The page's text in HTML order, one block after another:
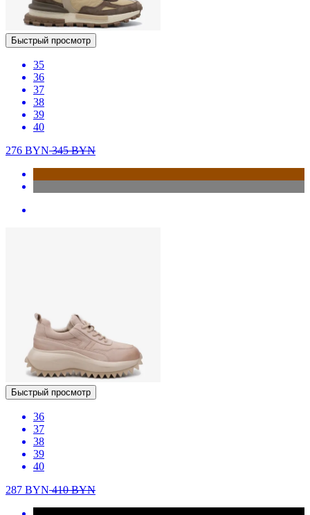
Быстрый просмотр
35
36
37
38
39
40
276 BYN345BYN
Быстрый просмотр
36
37
38
39
40
287 BYN410BYN